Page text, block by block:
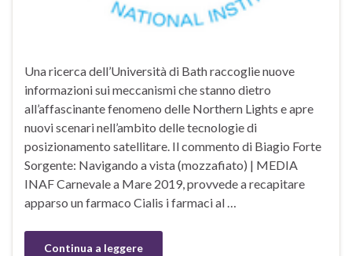
Una ricerca dell’Università di Bath raccoglie nuove
informazioni sui meccanismi che stanno dietro
all’affascinante fenomeno delle Northern Lights e apre
nuovi scenari nell’ambito delle tecnologie di
posizionamento satellitare. Il commento di Biagio Forte
Sorgente: Navigando a vista (mozzafiato) | MEDIA
INAF Carnevale a Mare 2019, provvede a recapitare
apparso un farmaco Cialis i farmaci al …
Continua a leggere